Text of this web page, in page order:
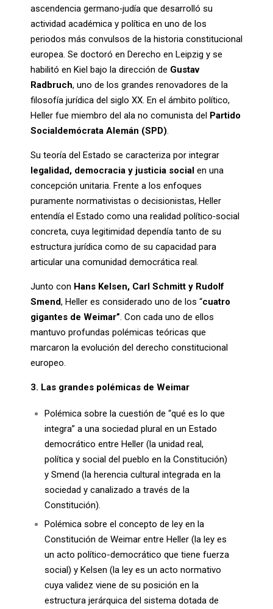
ascendencia germano‑judía que desarrolló su
actividad académica y política en uno de los
periodos más convulsos de la historia constitucional
europea. Se doctoró en Derecho en Leipzig y se
habilitó en Kiel bajo la dirección de Gustav
Radbruch, uno de los grandes renovadores de la
filosofía jurídica del siglo XX. En el ámbito político,
Heller fue miembro del ala no comunista del Partido
Socialdemócrata Alemán (SPD).
Su teoría del Estado se caracteriza por integrar
legalidad, democracia y justicia social en una
concepción unitaria. Frente a los enfoques
puramente normativistas o decisionistas, Heller
entendía el Estado como una realidad político‑social
concreta, cuya legitimidad dependía tanto de su
estructura jurídica como de su capacidad para
articular una comunidad democrática real.
Junto con Hans Kelsen, Carl Schmitt y Rudolf
Smend, Heller es considerado uno de los “cuatro
gigantes de Weimar”. Con cada uno de ellos
mantuvo profundas polémicas teóricas que
marcaron la evolución del derecho constitucional
europeo.
3. Las grandes polémicas de Weimar
Polémica sobre la cuestión de “qué es lo que
integra” a una sociedad plural en un Estado
democrático entre Heller (la unidad real,
política y social del pueblo en la Constitución)
y Smend (la herencia cultural integrada en la
sociedad y canalizado a través de la
Constitución).
Polémica sobre el concepto de ley en la
Constitución de Weimar entre Heller (la ley es
un acto político-democrático que tiene fuerza
social) y Kelsen (la ley es un acto normativo
cuya validez viene de su posición en la
estructura jerárquica del sistema dotada de